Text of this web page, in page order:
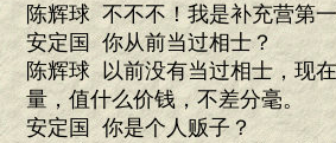
陈辉球 不不不！我是补充营第
安定国 你从前当过相士？
陈辉球 以前没有当过相士，现
量，值什么价钱，不差分毫。
安定国 你是个人贩子？